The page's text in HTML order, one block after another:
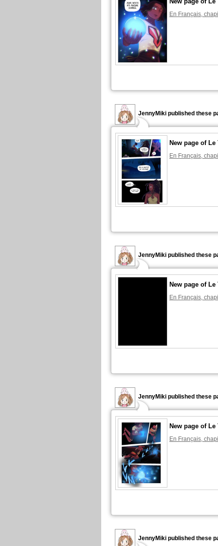
En Français,
JennyMiki published these
New page of
En Français,
JennyMiki published these
New page of
En Français,
JennyMiki published these
New page of
En Français,
JennyMiki published these